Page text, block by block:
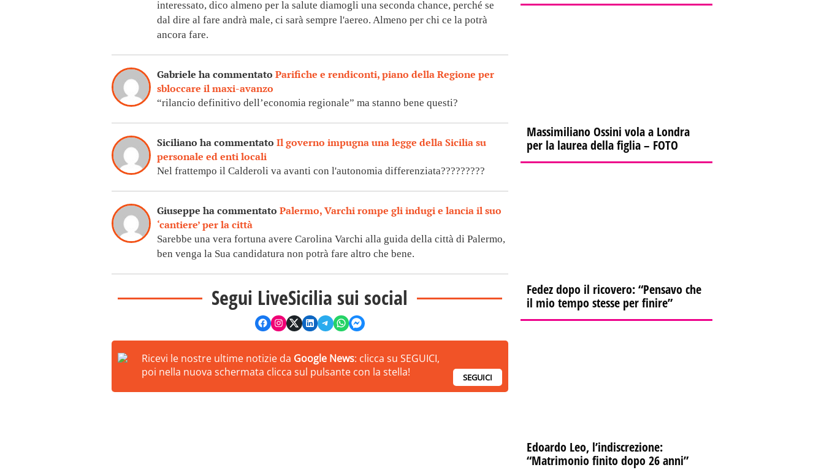
interessato, dico almeno per la salute diamogli una seconda chance, perché se
dal dire al fare andrà male, ci sarà sempre l'aereo. Almeno per chi ce la potrà
ancora fare.
Gabriele ha commentato Parifiche e rendiconti, piano della Regione per
sbloccare il maxi-avanzo
“rilancio definitivo dell’economia regionale” ma stanno bene questi?
Siciliano ha commentato Il governo impugna una legge della Sicilia su
personale ed enti locali
Nel frattempo il Calderoli va avanti con l'autonomia differenziata?????????
Giuseppe ha commentato Palermo, Varchi rompe gli indugi e lancia il suo
‘cantiere’ per la città
Sarebbe una vera fortuna avere Carolina Varchi alla guida della città di Palermo,
ben venga la Sua candidatura non potrà fare altro che bene.
Segui LiveSicilia sui social
Ricevi le nostre ultime notizie da Google News: clicca su SEGUICI,
poi nella nuova schermata clicca sul pulsante con la stella!
SEGUICI
Massimiliano Ossini vola a Londra
per la laurea della figlia – FOTO
Fedez dopo il ricovero: “Pensavo che
il mio tempo stesse per finire”
Edoardo Leo, l’indiscrezione:
“Matrimonio finito dopo 26 anni”